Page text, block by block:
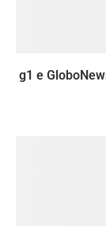
g1 e